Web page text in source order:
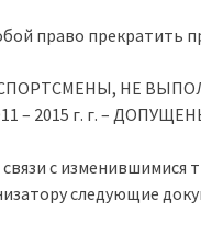
право прекратить
НЕ
– 2015 г. г. –
связи с изменившимися
следующие